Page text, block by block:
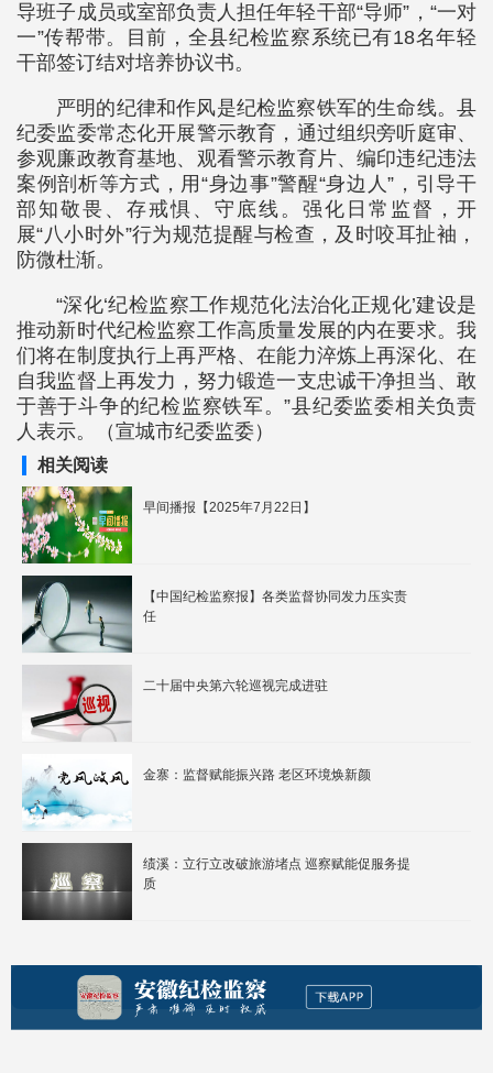
导班子成员或室部负责人担任年轻干部“导师”，“一对
一”传帮带。目前，全县纪检监察系统已有18名年轻
干部签订结对培养协议书。
严明的纪律和作风是纪检监察铁军的生命线。县
纪委监委常态化开展警示教育，通过组织旁听庭审、
参观廉政教育基地、观看警示教育片、编印违纪违法
案例剖析等方式，用“身边事”警醒“身边人”，引导干
部知敬畏、存戒惧、守底线。强化日常监督，开
展“八小时外”行为规范提醒与检查，及时咬耳扯袖，
防微杜渐。
“深化‘纪检监察工作规范化法治化正规化’建设是
推动新时代纪检监察工作高质量发展的内在要求。我
们将在制度执行上再严格、在能力淬炼上再深化、在
自我监督上再发力，努力锻造一支忠诚干净担当、敢
于善于斗争的纪检监察铁军。”县纪委监委相关负责
人表示。（宣城市纪委监委）
相关阅读
早间播报【2025年7月22日】
【中国纪检监察报】各类监督协同发力压实责
任
二十届中央第六轮巡视完成进驻
金寨：监督赋能振兴路 老区环境焕新颜
绩溪：立行立改破旅游堵点 巡察赋能促服务提
质